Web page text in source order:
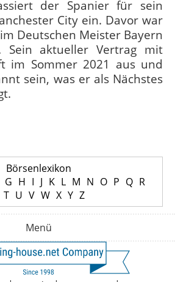
der Spanier für sein
City ein. Davor war
Deutschen Meister Bayern
Sein aktueller Vertrag mit
im Sommer 2021 aus und
sein, was er als Nächstes
Börsenlexikon
G H I J K L M N O P Q R
T U V W X Y Z
Menü